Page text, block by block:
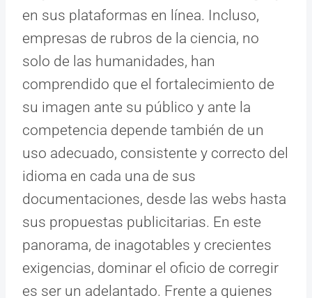
en sus plataformas en línea. Incluso,
empresas de rubros de la ciencia, no
solo de las humanidades, han
comprendido que el fortalecimiento de
su imagen ante su público y ante la
competencia depende también de un
uso adecuado, consistente y correcto del
idioma en cada una de sus
documentaciones, desde las webs hasta
sus propuestas publicitarias. En este
panorama, de inagotables y crecientes
exigencias, dominar el oficio de corregir
es ser un adelantado. Frente a quienes